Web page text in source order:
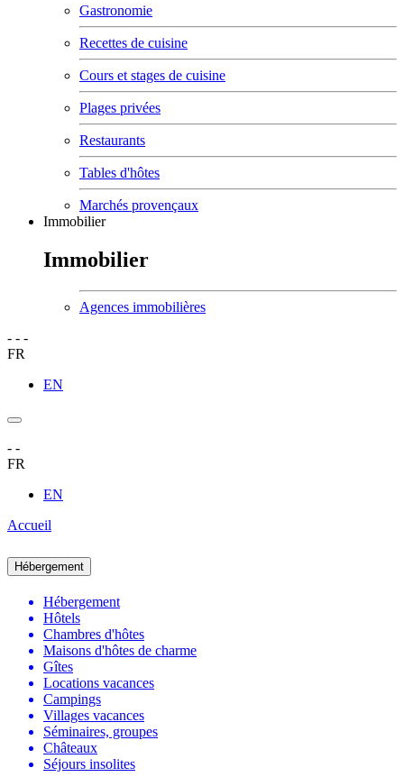
Gastronomie
Recettes de cuisine
Cours et stages de cuisine
Plages privées
Restaurants
Tables d'hôtes
Marchés provençaux
Immobilier
Immobilier
Agences immobilières
- - -
FR
EN
- -
FR
EN
Accueil
Hébergement
Hébergement
Hôtels
Chambres d'hôtes
Maisons d'hôtes de charme
Gîtes
Locations vacances
Campings
Villages vacances
Séminaires, groupes
Châteaux
Séjours insolites